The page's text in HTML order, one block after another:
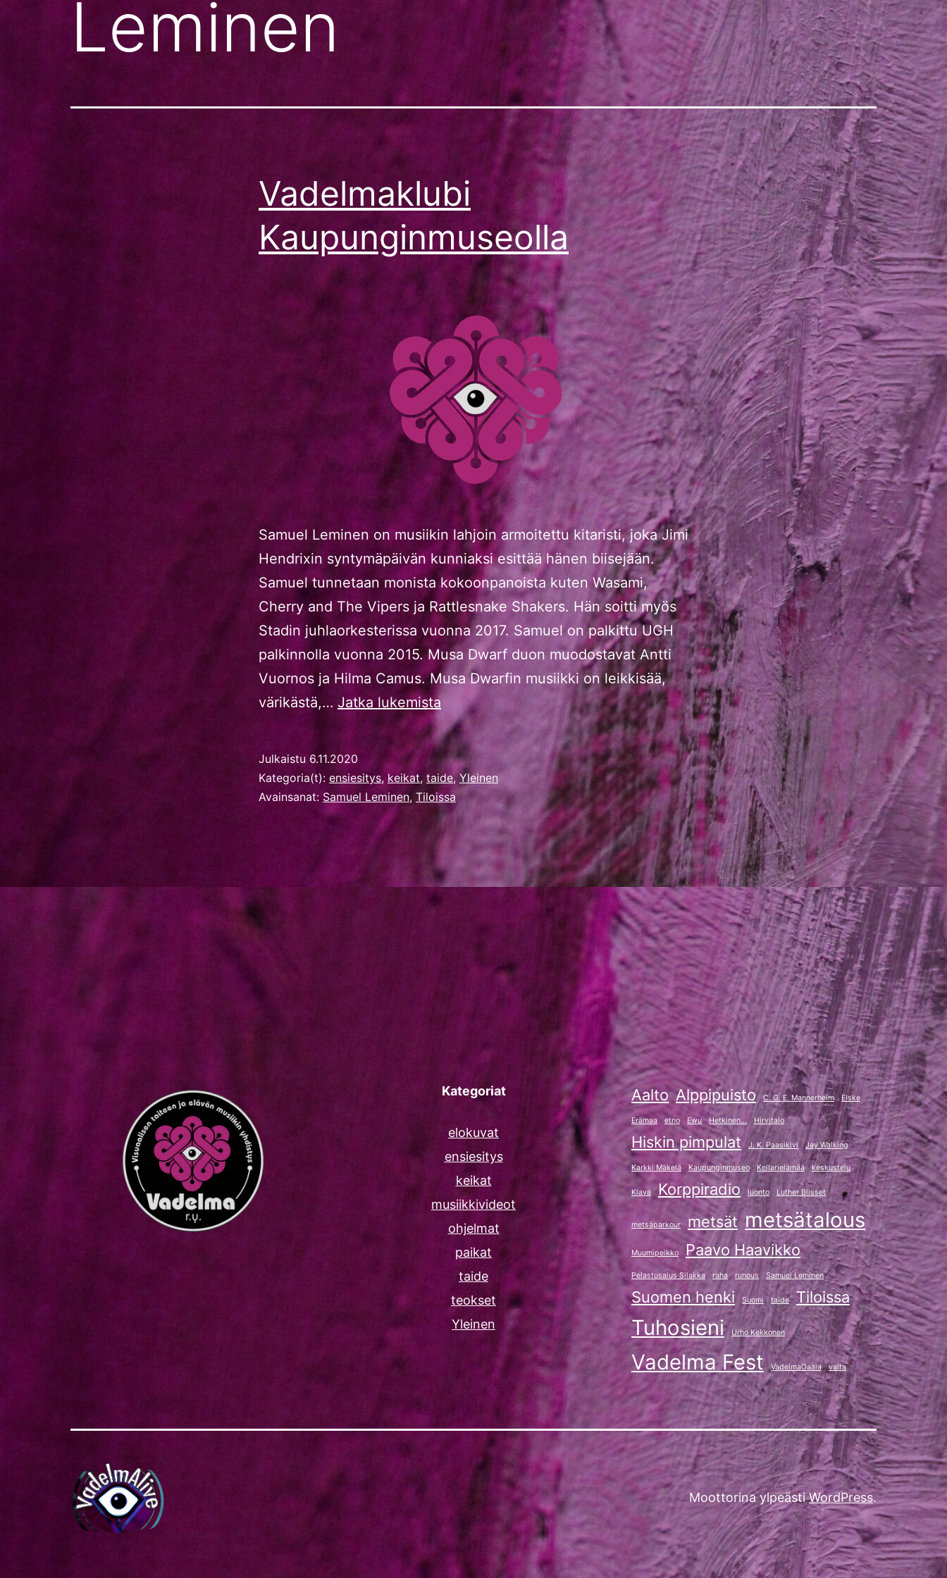
Leminen
Vadelmaklubi
Kaupunginmuseolla
Samuel Leminen on musiikin lahjoin armoitettu kitaristi, joka Jimi
Hendrixin syntymäpäivän kunniaksi esittää hänen biisejään.
Samuel tunnetaan monista kokoonpanoista kuten Wasami,
Cherry and The Vipers ja Rattlesnake Shakers. Hän soitti myös
Stadin juhlaorkesterissa vuonna 2017. Samuel on palkittu UGH
palkinnolla vuonna 2015. Musa Dwarf duon muodostavat Antti
Vuornos ja Hilma Camus. Musa Dwarfin musiikki on leikkisää,
värikästä,… Jatka lukemista Vadelmaklubi
Kaupunginmuseolla
Julkaistu 6.11.2020
Kategoria(t): ensiesitys, keikat, taide,Yleinen
Avainsanat: Samuel Leminen, Tiloissa
Kategoriat
elokuvat
ensiesitys
keikat
musiikkivideot
ohjelmat
paikat
taide
teokset
Yleinen
Aalto Alppipuisto C. G. E. Mannerheim Elske
Erämaa etno Ewu Hetkinen... Hirvitalo
Hiskin pimpulat J. K. Paasikivi Jay Walking
Karkki Mäkelä Kaupunginmuseo Kellarielämää keskustelu
Klava Korppiradio luonto Luther Blisset
metsäparkour metsät metsätalous
Muumipeikko Paavo Haavikko
Pelastusalus Silakka raha runous Samuel Leminen
Suomen henki Suomi taide Tiloissa
Tuhosieni Urho Kekkonen
Vadelma Fest VadelmaGaala valta
Moottorina ylpeästiWordPress.